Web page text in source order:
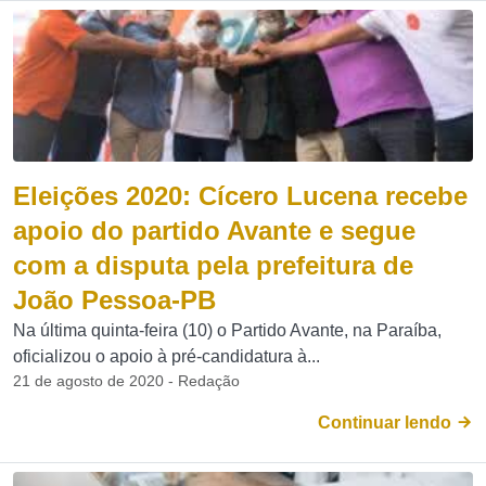
Eleições 2020: Cícero Lucena recebe
apoio do partido Avante e segue
com a disputa pela prefeitura de
João Pessoa-PB
Na última quinta-feira (10) o Partido Avante, na Paraíba,
oficializou o apoio à pré-candidatura à...
21 de agosto de 2020 - Redação
Continuar lendo